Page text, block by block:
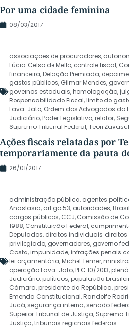
Por uma cidade feminina
08/03/2017
associações de procuradores,
Lúcia, Celso de Mello, controle fiscal,
financeira,Delação Premiada,
gastos públicos, Gilmar Mendes,
governos estaduais,homologação,
Responsabilidade Fiscal,limite de
Lava-Jato, Ordem dos Advogados do
Judiciário,Poder Legislativo,relator,
Supremo Tribunal Federal,Teori
Ações fiscais relatadas por
temporariamente da pauta
26/01/2017
administração pública, agentes
Anastasia, artigo 53, autoridades,Brasil
cargos públicos, CCJ, Comissão de
1988, Constituição Federal,
Deputados, direitos individuais,
privilegiado, governadores, governo
Costa,impunidade,infrações penais
lei orçamentária,Michel Temer,
operação Lava-Jato,PEC 10/2013,
Judiciário,políticos,população
Câmara,presidente da República,
Emenda Constitucional,Randolfe
Jucá, segurança interna, senado
Superior Tribunal de Justiça, Supremo
Justiça,tribunais regionais federais